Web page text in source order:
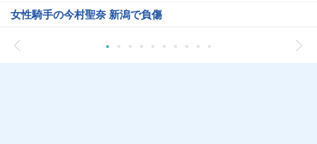
女性騎手の今村聖奈 新潟で負傷